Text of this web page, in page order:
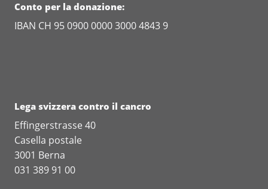
Conto per la donazione:
IBAN CH 95 0900 0000 3000 4843 9
Lega svizzera contro il cancro
Effingerstrasse 40
Casella postale
3001 Berna
031 389 91 00